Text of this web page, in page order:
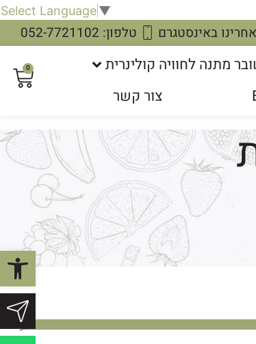
פתח
Select Language▼
באינסטגרם טלפון: 052-7721102
מתנה לחוויה קולינרית
צור קשר
0